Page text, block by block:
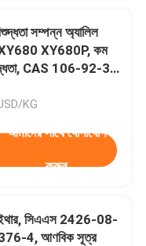
সম্পন্ন অ্যালিল
XY680 XY680P, কম
CAS 106-92-3,
CHCH2 O MF,
কাঁচামাল
KG
আমাদের সাথে যোগাযোগ
করুন
ইথার, সিএএস 2426-08-
4, আণবিক সূত্র